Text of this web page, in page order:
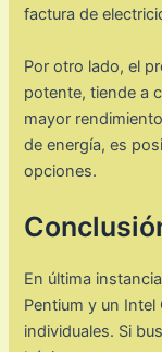
factura de
Por otro lado, el
potente, tiende a
mayor
de energía, es
opciones.
En última
Pentium y un
individuales. Si